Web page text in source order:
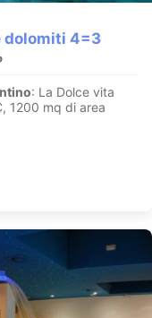
dolomiti 4=3
: La Dolce vita
1200 mq di area